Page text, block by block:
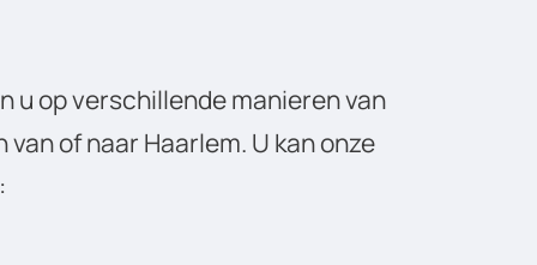
u op verschillende manieren van
of naar Haarlem. U kan onze